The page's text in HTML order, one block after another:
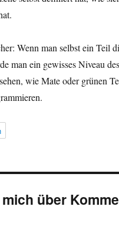
Wenn man selbst ein Teil
man ein gewisses Niveau
wie Mate oder grünen
über